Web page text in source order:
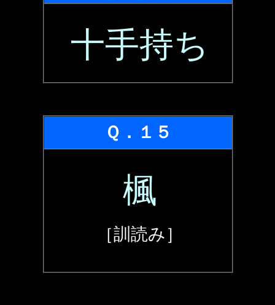
十手持ち
Ｑ．１５
楓
［訓読み］